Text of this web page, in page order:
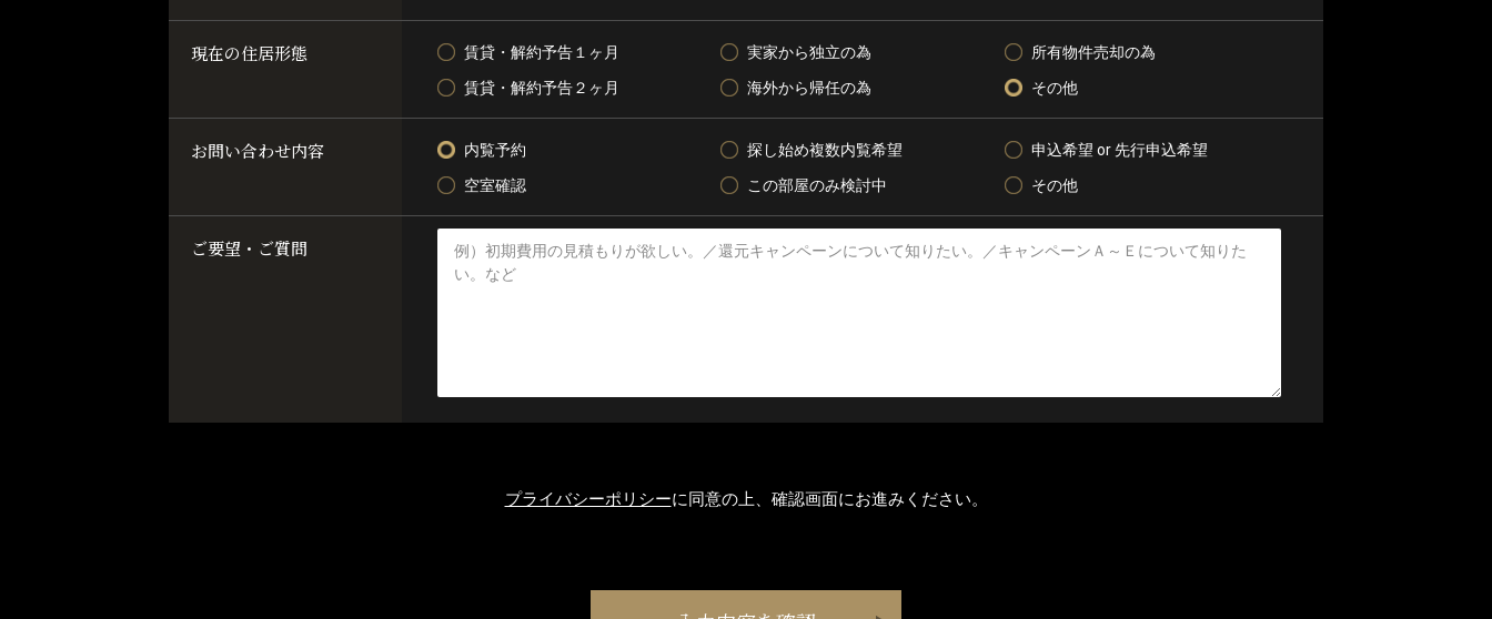
現在の住居形態 賃貸・解約予告１ヶ月 実家から独立の為
所有物件売却の為
賃貸・解約予告２ヶ月
海外から帰任の為 その他
お問い合わせ内容 内覧予約 探し始め複数内覧希望
申込希望 or 先行申込希望
空室確認
この部屋のみ検討中 その他
ご要望・ご質問
プライバシーポリシーに同意の上、確認画面にお進みください。